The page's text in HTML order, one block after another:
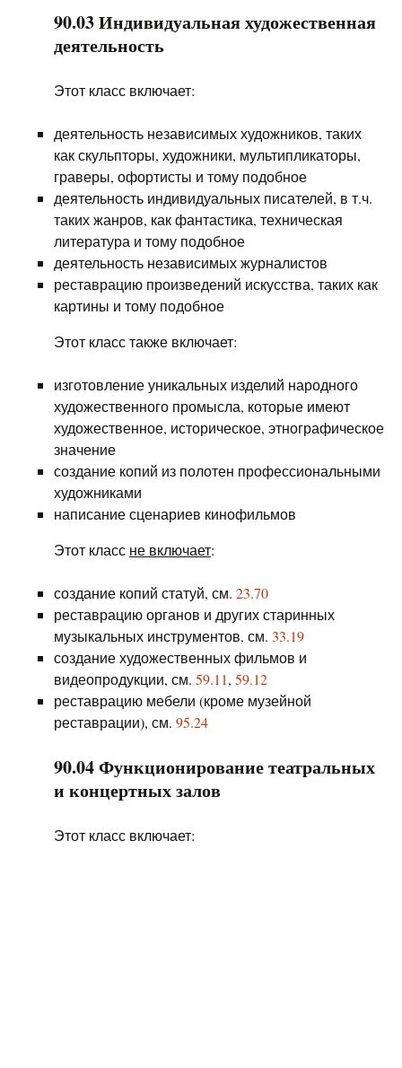
90.03 Индивидуальная художественная
деятельность
Этот класс включает:
деятельность независимых художников, таких
как скульпторы, художники, мультипликаторы,
граверы, офортисты и тому подобное
деятельность индивидуальных писателей, в т.ч.
таких жанров, как фантастика, техническая
литература и тому подобное
деятельность независимых журналистов
реставрацию произведений искусства, таких как
картины и тому подобное
Этот класс также включает:
изготовление уникальных изделий народного
художественного промысла, которые имеют
художественное, историческое, этнографическое
значение
создание копий из полотен профессиональными
художниками
написание сценариев кинофильмов
Этот класс не включает:
создание копий статуй, см. 23.70
реставрацию органов и других старинных
музыкальных инструментов, см. 33.19
создание художественных фильмов и
видеопродукции, см. 59.11, 59.12
реставрацию мебели (кроме музейной
реставрации), см. 95.24
90.04 Функционирование театральных
и концертных залов
Этот класс включает: